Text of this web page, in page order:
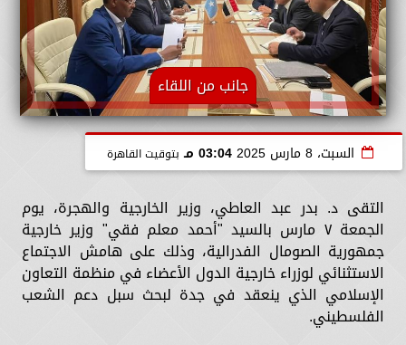
جانب من اللقاء
السبت، 8 مارس 2025 03:04 مـ بتوقيت القاهرة
التقى د. بدر عبد العاطي، وزير الخارجية والهجرة، يوم
الجمعة ٧ مارس بالسيد "أحمد معلم فقي" وزير خارجية
جمهورية الصومال الفدرالية، وذلك على هامش الاجتماع
الاستثنائي لوزراء خارجية الدول الأعضاء في منظمة التعاون
الإسلامي الذي ينعقد في جدة لبحث سبل دعم الشعب
الفلسطيني.